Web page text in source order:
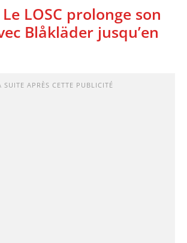
LOSC prolonge son
Blåkläder jusqu’en
SUITE APRÈS CETTE PUBLICITÉ